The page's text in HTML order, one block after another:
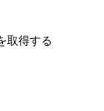
取得する